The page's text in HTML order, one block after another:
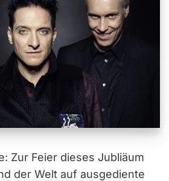
Zur Feier dieses Jubliäum
der Welt auf ausgediente